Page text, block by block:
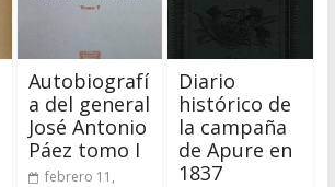
Autobiografí
a del general
José Antonio
Páez tomo I
febrero 11,
Diario
histórico de
la campaña
de Apure en
1837